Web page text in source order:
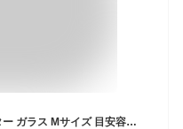
リビング(Living) 保存容器 キャニスター ガラス Mサイズ 目安容量約 2.0L 径12.2×高さ23.3cm クリア アーモンド